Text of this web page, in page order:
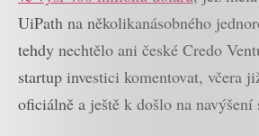
UiPath na několikanásobného
tehdy nechtělo ani české Credo
startup investici komentovat, včera
oficiálně a ještě k došlo na navýšení